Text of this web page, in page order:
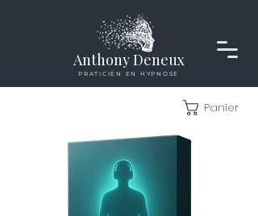
PRATICIEN EN HYPNOSE
Anthony Deneux
Panier